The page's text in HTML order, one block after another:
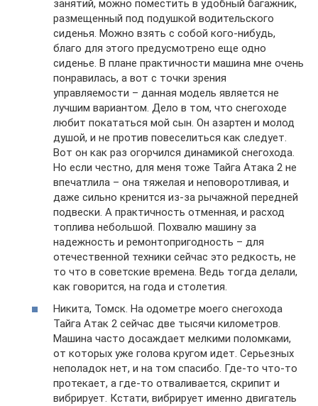
занятий, можно поместить в удобный багажник,
размещенный под подушкой водительского
сиденья. Можно взять с собой кого-нибудь,
благо для этого предусмотрено еще одно
сиденье. В плане практичности машина мне очень
понравилась, а вот с точки зрения
управляемости – данная модель является не
лучшим вариантом. Дело в том, что снегоходе
любит покататься мой сын. Он азартен и молод
душой, и не против повеселиться как следует.
Вот он как раз огорчился динамикой снегохода.
Но если честно, для меня тоже Тайга Атака 2 не
впечатлила – она тяжелая и неповоротливая, и
даже сильно кренится из-за рычажной передней
подвески. А практичность отменная, и расход
топлива небольшой. Похвалю машину за
надежность и ремонтопригодность – для
отечественной техники сейчас это редкость, не
то что в советские времена. Ведь тогда делали,
как говорится, на года и столетия.
Никита, Томск. На одометре моего снегохода
Тайга Атак 2 сейчас две тысячи километров.
Машина часто досаждает мелкими поломками,
от которых уже голова кругом идет. Серьезных
неполадок нет, и на том спасибо. Где-то что-то
протекает, а где-то отваливается, скрипит и
вибрирует. Кстати, вибрирует именно двигатель